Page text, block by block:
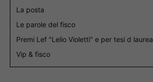
La posta
Le parole del fisco
Premi Lef "Lelio Violetti" e per tesi d laurea
Vip & fisco